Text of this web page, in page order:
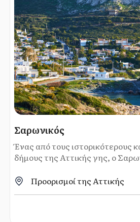
Σαρωνικός
Ένας από τους ιστορικότερους
δήμους της Αττικής γης, ο
Προορισμοί της Αττικής